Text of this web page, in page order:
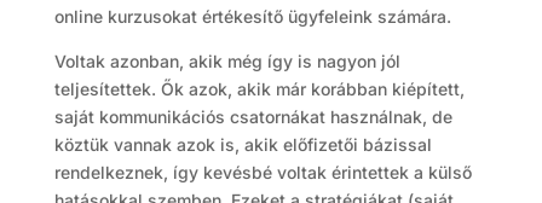
online kurzusokat értékesítő ügyfeleink számára.
Voltak azonban, akik még így is nagyon jól
teljesítettek. Ők azok, akik már korábban kiépített,
saját kommunikációs csatornákat használnak, de
köztük vannak azok is, akik előfizetői bázissal
rendelkeznek, így kevésbé voltak érintettek a külső